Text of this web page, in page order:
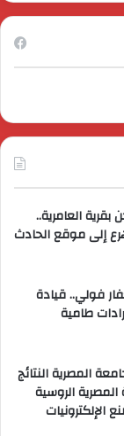
العامرية..
إلى موقع الحادث
فولي.. قيادة
طامية
المصرية النتائج
المصرية الروسية
الإلكترونيات